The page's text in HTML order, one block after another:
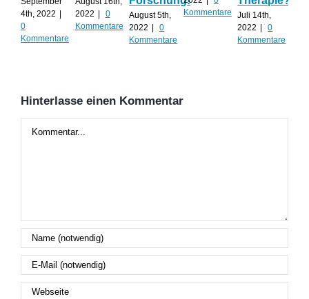
4th, 2022
0
Kommentare
2022
0
Kommentare
August 5th,
2022
0
Kommentare
Kommentare
Juli 14th,
2022
0
Kommentare
Hinterlasse einen Kommentar